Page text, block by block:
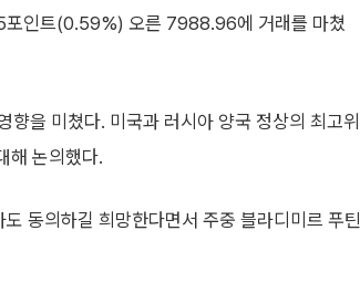
인트(0.59%) 오른 7988.96에 거래를 마쳤
을 미쳤다. 미국과 러시아 양국 정상의 최고위
해 논의했다.
동의하길 희망한다면서 주중 블라디미르 푸틴